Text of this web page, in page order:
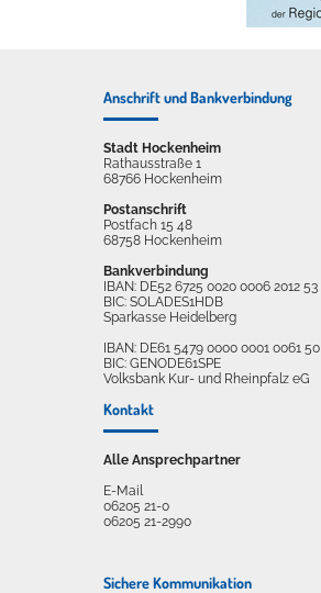
Anschrift und Bankverbindung
Stadt Hockenheim
Rathausstraße 1
68766 Hockenheim
Postanschrift
Postfach 15 48
68758 Hockenheim
Bankverbindung
IBAN: DE52 6725 0020 0006 2012 53
BIC: SOLADES1HDB
Sparkasse Heidelberg
IBAN: DE61 5479 0000 0001 0061 50
BIC: GENODE61SPE
Volksbank Kur- und Rheinpfalz eG
Kontakt
Alle Ansprechpartner
E-Mail
06205 21-0
06205 21-2990
Sichere Kommunikation